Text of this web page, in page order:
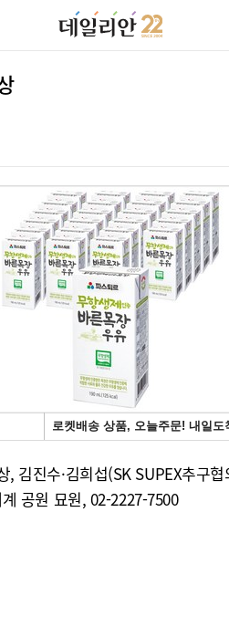
진수·김희섭(SK SUPEX추구
공원 묘원, 02-2227-7500